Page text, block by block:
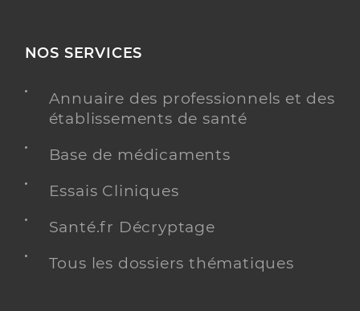
NOS SERVICES
Annuaire des professionnels et des
établissements de santé
Base de médicaments
Essais Cliniques
Santé.fr Décryptage
Tous les dossiers thématiques